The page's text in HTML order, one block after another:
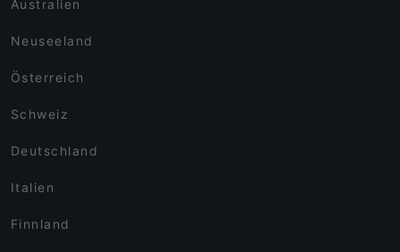
Australien
Neuseeland
Österreich
Schweiz
Deutschland
Italien
Finnland